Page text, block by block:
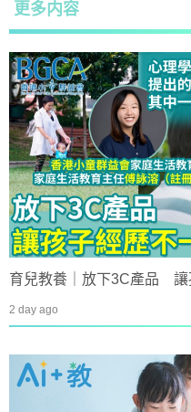
更多内容
育兒教養｜放下3C產品 讓
2 day ago